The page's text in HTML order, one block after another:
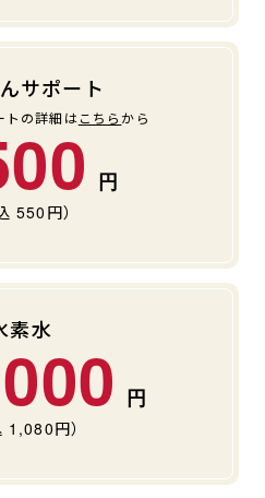
サポート
の詳細はこちら から
550 円）
素水
1,080円）